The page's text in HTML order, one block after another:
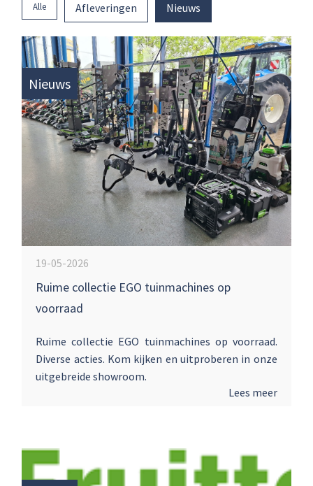
Alle Afleveringen Nieuws
Nieuws
19-05-2026
Ruime collectie EGO tuinmachines op
voorraad
Ruime collectie EGO tuinmachines op voorraad.
Diverse acties. Kom kijken en uitproberen in onze
uitgebreide showroom.
Lees meer